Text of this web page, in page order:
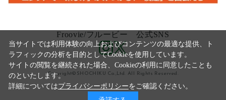
Froovie/フルービー 公式SNS
Copyright©SHOCHIKU Co.,Ltd. All Rights Reserved.
当サイトでは利用体験の向上およびコンテンツの最適な提供、ト
ラフィックの分析を目的としてCookieを使用しています。
サイトの閲覧を継続された場合、Cookieの利用に同意したことも
のといたします。
詳細についてはプライバシーポリシーをご確認ください。